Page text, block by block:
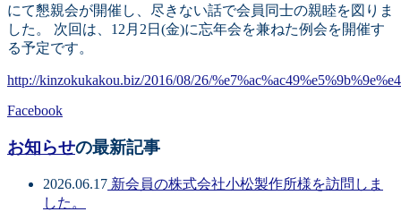
にて懇親会が開催し、尽きない話で会員同士の親睦を図りま
した。 次回は、12月2日(金)に忘年会を兼ねた例会を開催す
る予定です。
http://kinzokukakou.biz/2016/08/26/
Facebook
お知らせの最新記事
2026.06.17 新会員の株式会社小松製作所様を訪問しま
した。